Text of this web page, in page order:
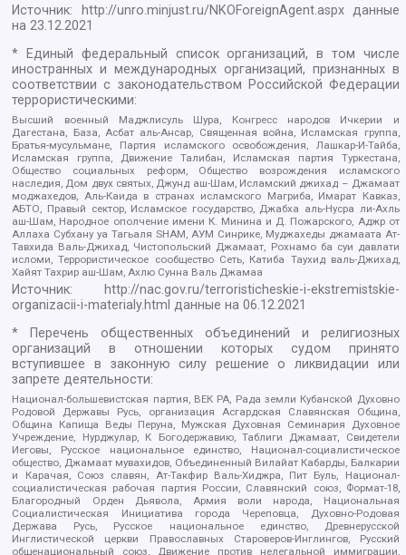
Источник: http://unro.minjust.ru/NKOForeignAgent.aspxданные
на23.12.2021
* Единый федеральный список организаций, в том числе
иностранных и международных организаций, признанных в
соответствии с законодательством Российской Федерации
террористическими:
Высший военный Маджлисуль Шура, Конгресс народов Ичкерии и
Дагестана, База, Асбат аль-Ансар, Священная война, Исламская группа,
Братья-мусульмане, Партия исламского освобождения, Лашкар-И-Тайба,
Исламская группа, Движение Талибан, Исламская партия Туркестана,
Общество социальных реформ, Общество возрождения исламского
наследия, Дом двух святых, Джунд аш-Шам, Исламский джихад – Джамаат
моджахедов, Аль-Каида в странах исламского Магриба, Имарат Кавказ,
АБТО, Правый сектор, Исламское государство, Джабха аль-Нусра ли-Ахль
аш-Шам, Народное ополчение имени К. Минина и Д. Пожарского, Аджр от
Аллаха Субхану уа Тагьаля SHAM, АУМ Синрике, Муджахеды джамаата Ат-
Тавхида Валь-Джихад, Чистопольский Джамаат, Рохнамо ба суи давлати
исломи, Террористическое сообщество Сеть, Катиба Таухид валь-Джихад,
Хайят Тахрир аш-Шам, Ахлю Сунна Валь Джамаа
Источник:
http://nac.gov.ru/terroristicheskie-i-ekstremistskie-
organizacii-i-materialy.html данные на06.12.2021
* Перечень общественных объединений и религиозных
организаций в отношении которых судом принято
вступившее в законную силу решение о ликвидации или
запрете деятельности:
Национал-большевистская партия, ВЕК РА, Рада земли Кубанской Духовно
Родовой Державы Русь, организация Асгардская Славянская Община,
Община Капища Веды Перуна, Мужская Духовная Семинария Духовное
Учреждение, Нурджулар, К Богодержавию, Таблиги Джамаат, Свидетели
Иеговы, Русское национальное единство, Национал-социалистическое
общество, Джамаат мувахидов, Объединенный Вилайат Кабарды, Балкарии
и Карачая, Союз славян, Ат-Такфир Валь-Хиджра, Пит Буль, Национал-
социалистическая рабочая партия России, Славянский союз, Формат-18,
Благородный Орден Дьявола, Армия воли народа, Национальная
Социалистическая Инициатива города Череповца, Духовно-Родовая
Держава Русь, Русское национальное единство, Древнерусской
Инглистической церкви Православных Староверов-Инглингов, Русский
общенациональный союз, Движение против нелегальной иммиграции,